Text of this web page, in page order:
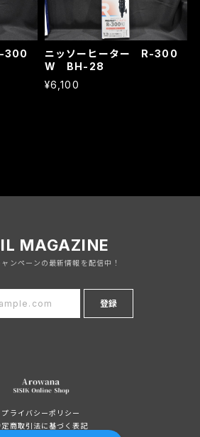
300
ニッソーヒーター R-300
W BH-28
¥6,100
MAGAZINE
ンペーンの最新情報を配信中！
登録
プライバシーポリシー
定商取引法に基づく表記